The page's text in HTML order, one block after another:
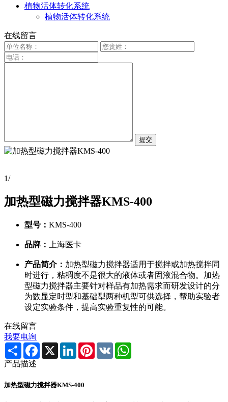
植物活体转化系统
植物活体转化系统
在线留言
提交
1/
加热型磁力搅拌器KMS-400
型号： KMS-400
品牌： 上海医卡
产品简介： 加热型磁力搅拌器适用于搅拌或加热搅拌同
时进行，粘稠度不是很大的液体或者固液混合物。加热
型磁力搅拌器主要针对样品有加热需求而研发设计的分
为数显定时型和基础型两种机型可供选择，帮助实验者
设定实验条件，提高实验重复性的可能。
在线留言
我要电询
Share Facebook
X LinkedInPinterest
VK
产品描述
加热型磁力搅拌器KMS-400